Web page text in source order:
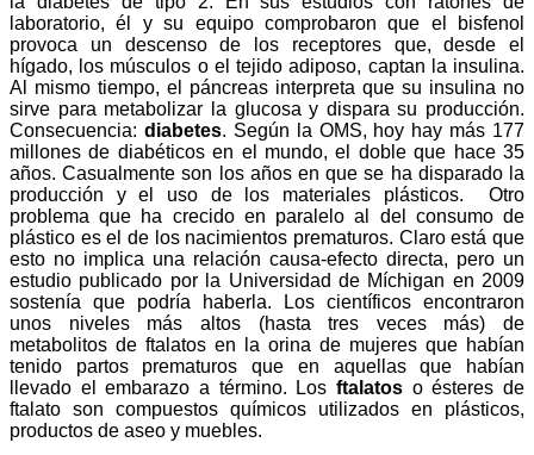
laboratorio, él y su equipo comprobaron que el bisfenol
provoca un descenso de los receptores que, desde el
hígado, los músculos o el tejido adiposo, captan la insulina.
Al mismo tiempo, el páncreas interpreta que su insulina no
sirve para metabolizar la glucosa y dispara su producción.
Consecuencia: diabetes. Según la OMS, hoy hay más 177
millones de diabéticos en el mundo, el doble que hace 35
años. Casualmente son los años en que se ha disparado la
producción y el uso de los materiales plásticos. Otro
problema que ha crecido en paralelo al del consumo de
plástico es el de los nacimientos prematuros. Claro está que
esto no implica una relación causa-efecto directa, pero un
estudio publicado por la Universidad de Míchigan en 2009
sostenía que podría haberla. Los científicos encontraron
unos niveles más altos (hasta tres veces más) de
metabolitos de ftalatos en la orina de mujeres que habían
tenido partos prematuros que en aquellas que habían
llevado el embarazo a término. Los ftalatos o ésteres de
ftalato son compuestos químicos utilizados en plásticos,
productos de aseo y muebles.